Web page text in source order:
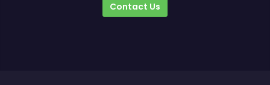
Contact Us